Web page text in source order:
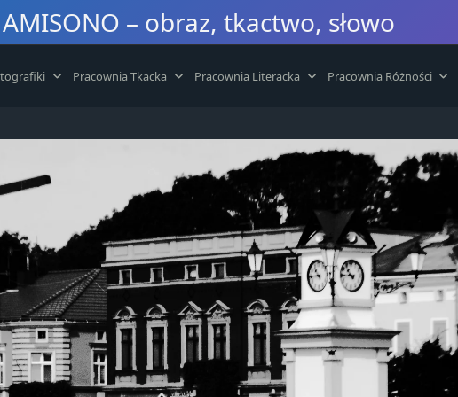
AMISONO – obraz, tkactwo, słowo
Pracownia Tkacka Pracownia Literacka Pracownia Różności